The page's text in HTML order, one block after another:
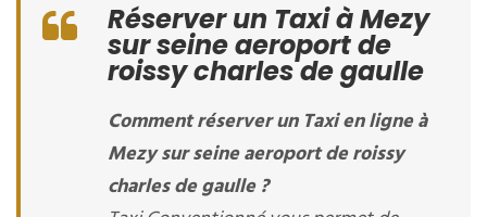
Réserver un Taxi à Mezy
sur seine aeroport de
roissy charles de gaulle
Comment réserver un Taxi en ligne à
Mezy sur seine aeroport de roissy
charles de gaulle ?